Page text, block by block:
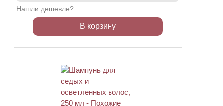
Нашли дешевле?
В корзину